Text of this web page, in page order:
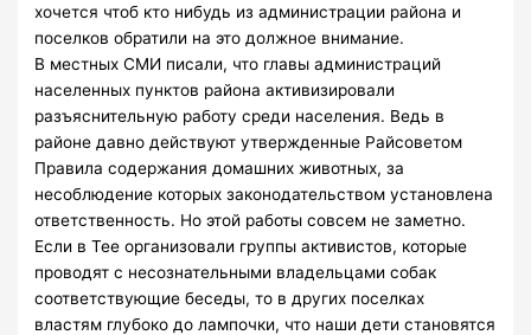
хочется чтоб кто нибудь из администрации района и
поселков обратили на это должное внимание.
В местных СМИ писали, что главы администраций
населенных пунктов района активизировали
разъяснительную работу среди населения. Ведь в
районе давно действуют утвержденные Райсоветом
Правила содержания домашних животных, за
несоблюдение которых законодательством установлена
ответственность. Но этой работы совсем не заметно.
Если в Тее организовали группы активистов, которые
проводят с несознательными владельцами собак
соответствующие беседы, то в других поселках
властям глубоко до лампочки, что наши дети становятся